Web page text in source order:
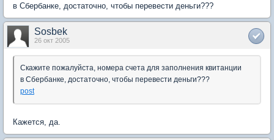
в Сбербанке, достаточно, чтобы перевести деньги???
Sosbek
26 окт 2005
Скажите пожалуйста, номера счета для заполнения квитанции
в Сбербанке, достаточно, чтобы перевести деньги???
post
Кажется, да.